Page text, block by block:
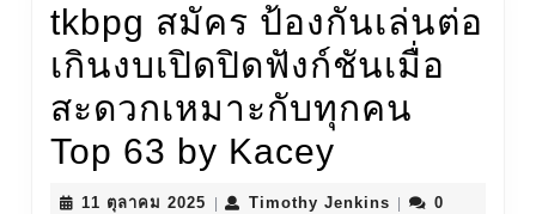
tkbpg สมัคร ป้องกันเล่นต่อ
เกินงบเปิดปิดฟังก์ชันเมื่อ
สะดวกเหมาะกับทุกคน
Top 63 by Kacey
สมัคร
11 ตุลาคม 2025 11
Timothy JenkinsTimothy
0